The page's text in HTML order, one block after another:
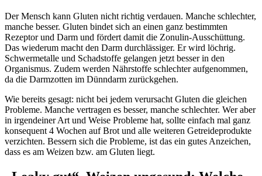
Der Mensch kann Gluten nicht richtig verdauen. Manche schlechter,
manche besser. Gluten bindet sich an einen ganz bestimmten
Rezeptor und Darm und fördert damit die Zonulin-Ausschüttung.
Das wiederum macht den Darm durchlässiger. Er wird löchrig.
Schwermetalle und Schadstoffe gelangen jetzt besser in den
Organismus. Zudem werden Nährstoffe schlechter aufgenommen,
da die Darmzotten im Dünndarm zurückgehen.
Wie bereits gesagt: nicht bei jedem verursacht Gluten die gleichen
Probleme. Manche vertragen es besser, manche schlechter. Wer aber
in irgendeiner Art und Weise Probleme hat, sollte einfach mal ganz
konsequent 4 Wochen auf Brot und alle weiteren Getreideprodukte
verzichten. Bessern sich die Probleme, ist das ein gutes Anzeichen,
dass es am Weizen bzw. am Gluten liegt.